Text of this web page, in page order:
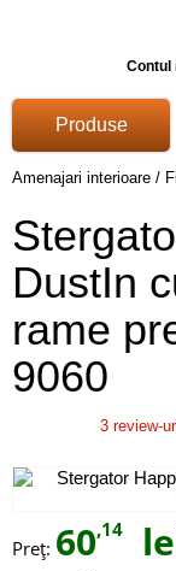
Contul
Produse
Amenajari interioare /
DustIn
rame
9060
3 review-
Preţ: 60,14